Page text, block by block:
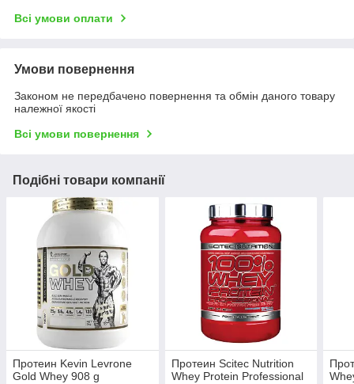
Всі умови оплати
Умови повернення
Законом не передбачено повернення та обмін даного товару
належної якості
Всі умови повернення
Подібні товари компанії
Протеин Kevin Levrone
Gold Whey 908 g
Протеин Scitec Nutrition
Whey Protein Professional